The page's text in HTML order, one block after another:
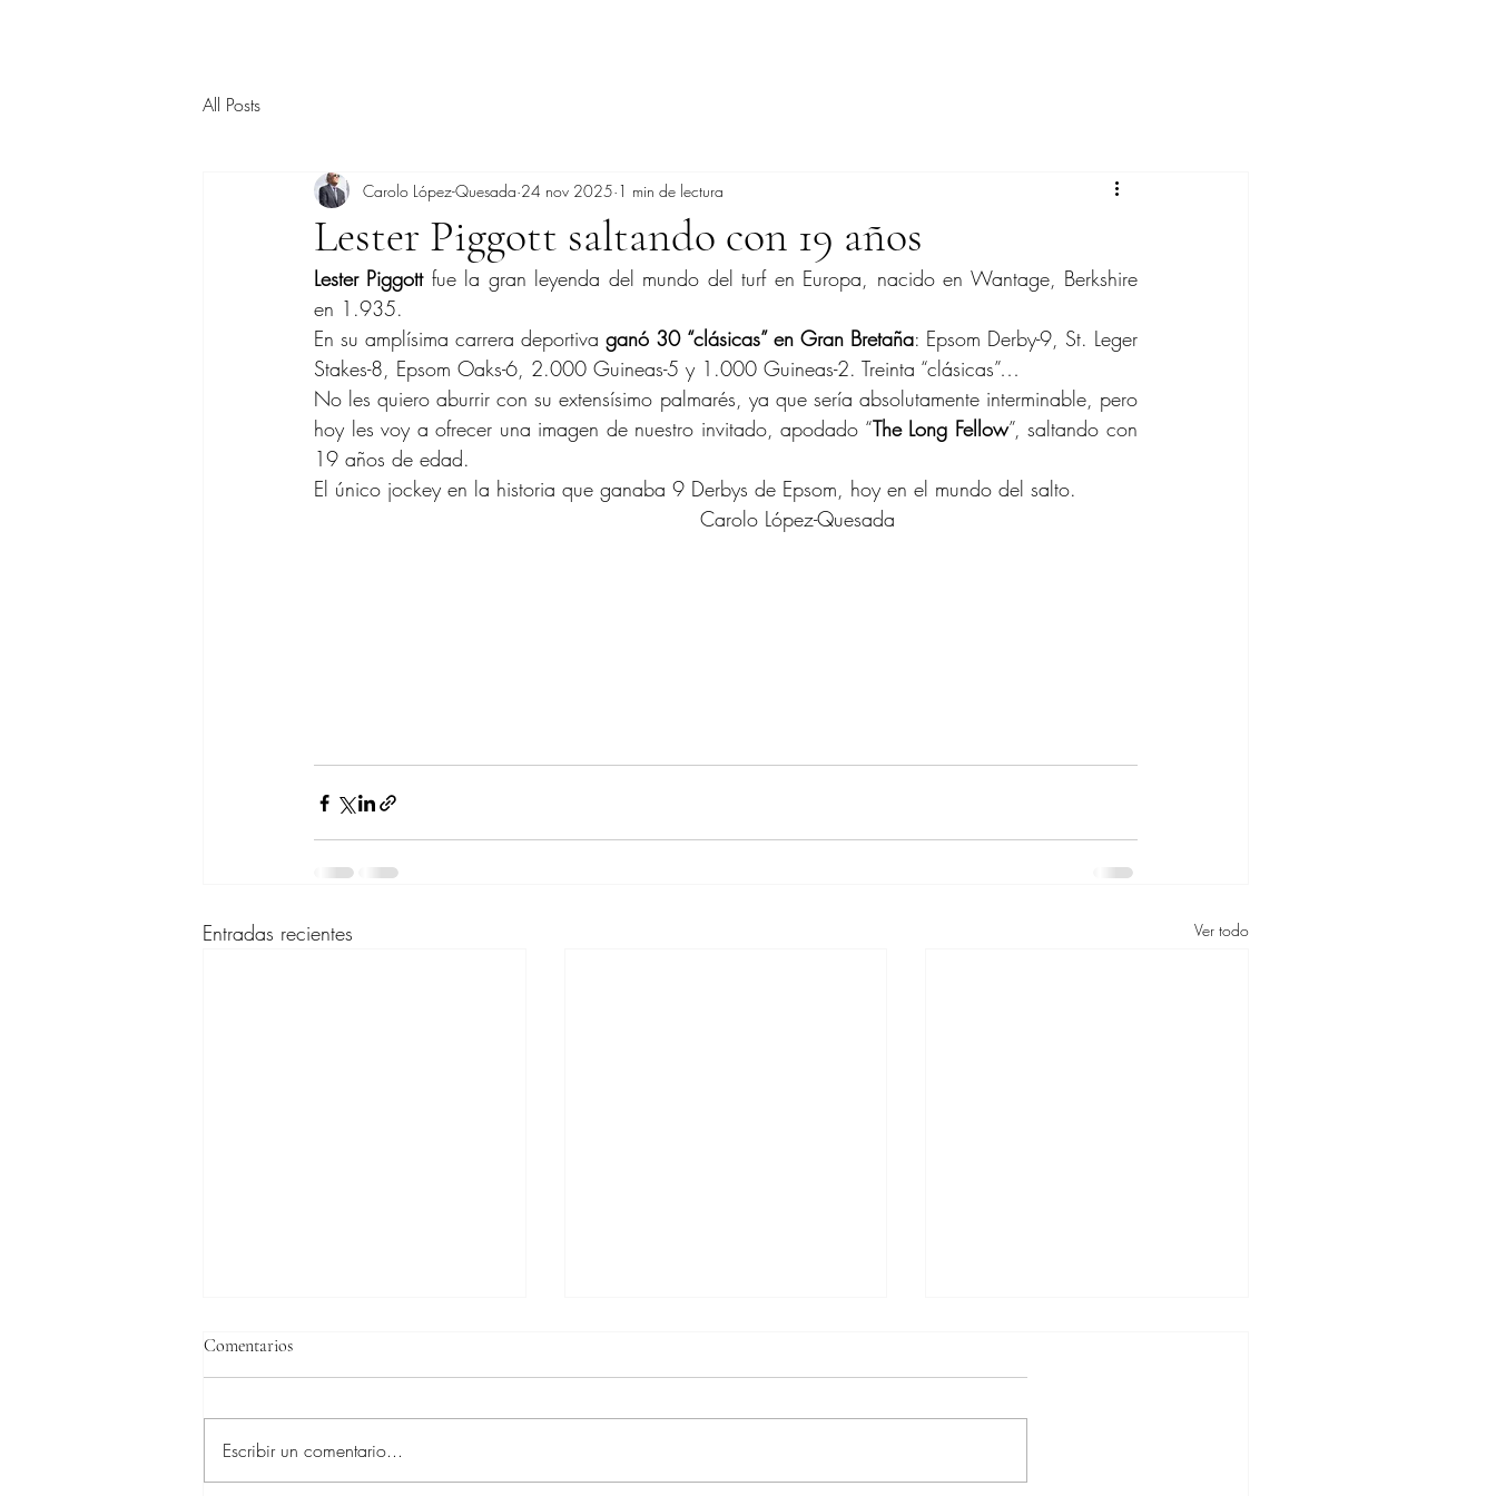
All Posts
Lester Piggott saltando con 19 años
Carolo López-Quesada 24 nov 2025 1 min de lectura
Lester Piggott fue la gran leyenda del mundo del turf en Europa, nacido en Wantage, Berkshire
en 1.935.
En su amplísima carrera deportiva ganó 30 “clásicas” en Gran Bretaña: Epsom Derby-9, St. Leger
Stakes-8, Epsom Oaks-6, 2.000 Guineas-5 y 1.000 Guineas-2. Treinta “clásicas”…
No les quiero aburrir con su extensísimo palmarés, ya que sería absolutamente interminable, pero
hoy les voy a ofrecer una imagen de nuestro invitado, apodado “The Long Fellow”, saltando con
19 años de edad.
El único jockey en la historia que ganaba 9 Derbys de Epsom, hoy en el mundo del salto.
Carolo López-Quesada
Entradas recientes Ver todo
Comentarios
Escribir un comentario...